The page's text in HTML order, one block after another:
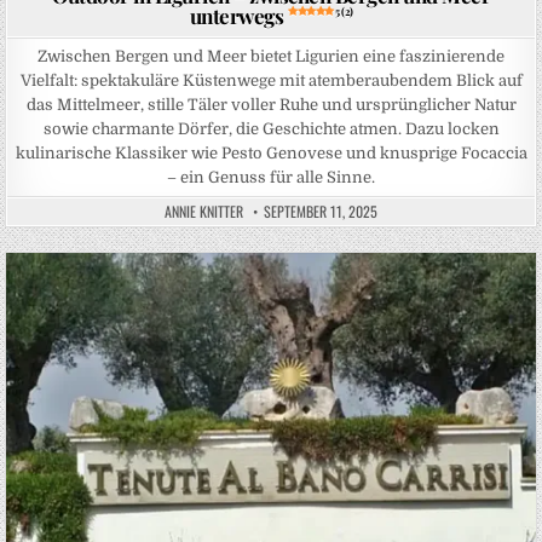
unterwegs 5 (2)
Zwischen Bergen und Meer bietet Ligurien eine faszinierende
Vielfalt: spektakuläre Küstenwege mit atemberaubendem Blick auf
das Mittelmeer, stille Täler voller Ruhe und ursprünglicher Natur
sowie charmante Dörfer, die Geschichte atmen. Dazu locken
kulinarische Klassiker wie Pesto Genovese und knusprige Focaccia
– ein Genuss für alle Sinne.
ANNIE KNITTER SEPTEMBER 11, 2025
Posted in